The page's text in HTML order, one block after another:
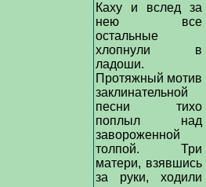
Каху и вслед за
нею все
остальные
хлопнули в
ладоши.
Протяжный мотив
заклинательной
песни тихо
поплыл над
завороженной
толпой. Три
матери, взявшись
за руки, ходили